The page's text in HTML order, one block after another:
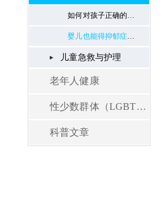
如何对孩子正确的心理教育
婴儿也能得抑郁症？危险信号有哪些？
儿童急救与护理
老年人健康
性少数群体（LGBT）健康
科普文章